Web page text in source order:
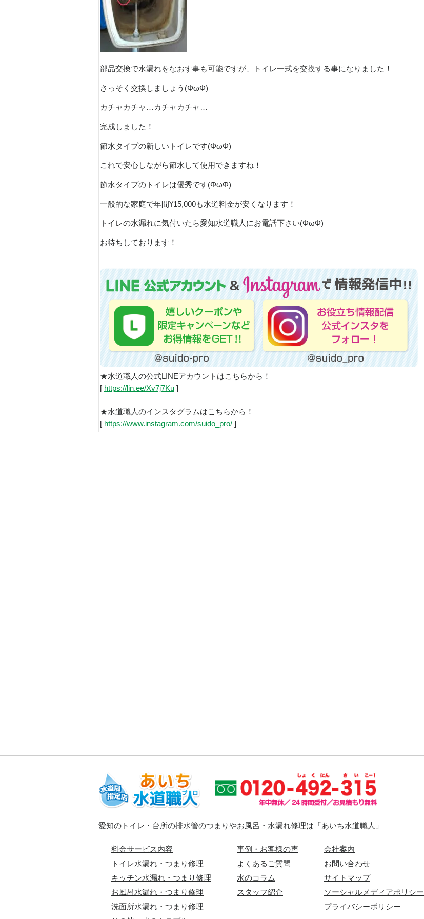
部品交換で水漏れをなおす事も可能ですが、トイレ一式を交換する事になりました！
さっそく交換しましょう(ΦωΦ)
カチャカチャ…カチャカチャ…
完成しました！
節水タイプの新しいトイレです(ΦωΦ)
これで安心しながら節水して使用できますね！
節水タイプのトイレは優秀です(ΦωΦ)
一般的な家庭で年間¥15,000も水道料金が安くなります！
トイレの水漏れに気付いたら愛知水道職人にお電話下さい(ΦωΦ)
お待ちしております！
★水道職人の公式LINEアカウントはこちらから！
[ https://lin.ee/Xv7j7Ku ]
★水道職人のインスタグラムはこちらから！
[ https://www.instagram.com/suido_pro/ ]
愛知のトイレ・台所の排水管のつまりやお風呂・水漏れ修理は「あいち水道職人」
料金サービス内容
トイレ水漏れ・つまり修理
キッチン水漏れ・つまり修理
お風呂水漏れ・つまり修理
洗面所水漏れ・つまり修理
事例・お客様の声
よくあるご質問
水のコラム
スタッフ紹介
会社案内
お問い合わせ
サイトマップ
ソーシャルメディアポリシー
プライバシーポリシー